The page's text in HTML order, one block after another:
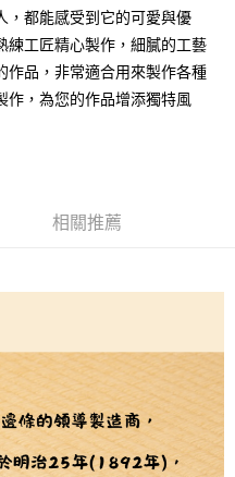
期」於每月結算日後寄送繳費提
條碼／台灣大直營門市／銀行轉
費。
（以下簡稱本公司）所提供，讓
之確認、核對及更正。
後，將跳轉至「AFTEE先享後付」
即可完成結帳。
簡訊。
訊中的連結，可透過四大超商／
視為交易完成。
，但若您需要取消訂單，請聯絡
關疑問，請聯繫「AFTEE先享後付
support/home
「AFTEE先享後付」服務完成之交
網址：
或監護人之同意方可使用
引起之損失，本公司不負相關責
個別帳號之用戶狀況，依本公司即
足之情形，本公司將視審查結果
運費
運費
，都能感受到它的可愛與優
練工匠精心製作，細膩的工藝
作品，非常適合用來製作各種
作，為您的作品增添獨特風
相關推薦